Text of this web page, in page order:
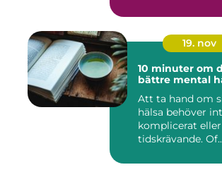
19. nov
10 minuter om
bättre mental
Att ta hand om
hälsa behöver
komplicerat eller
tidskrävande.